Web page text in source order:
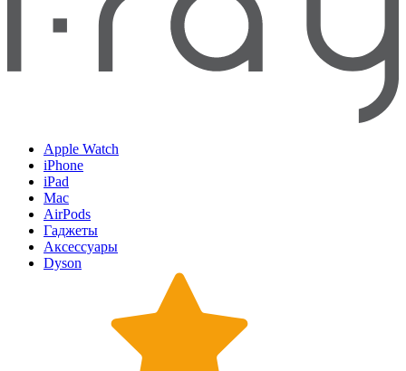
Apple Watch
iPhone
iPad
Mac
AirPods
Гаджеты
Аксессуары
Dyson